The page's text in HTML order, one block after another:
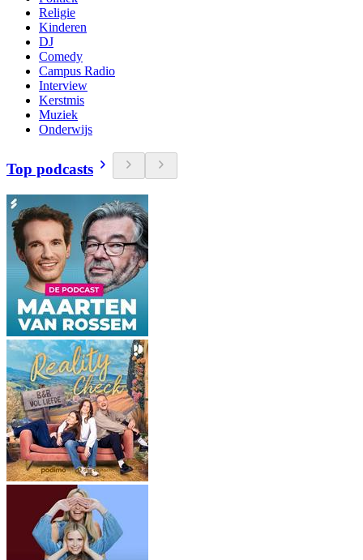
Religie
Kinderen
DJ
Comedy
Campus Radio
Interview
Kerstmis
Muziek
Onderwijs
Top podcasts